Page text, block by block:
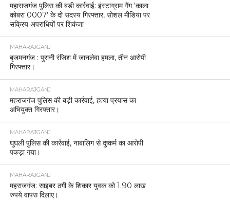
महाराजगंज पुलिस की बड़ी कार्रवाई: इंस्टाग्राम गैंग ‘काला
कोबरा 0007’ के दो सदस्य गिरफ्तार, सोशल मीडिया पर
सक्रिय अपराधियों पर शिकंजा
MAHARAJGANJ
बृजमनगंज : पुरानी रंजिश में जानलेवा हमला, तीन आरोपी
गिरफ्तार।
MAHARAJGANJ
महराजगंज पुलिस की बड़ी कार्रवाई, हत्या प्रयास का
अभियुक्त गिरफ्तार।
MAHARAJGANJ
घुघली पुलिस की कार्रवाई, नाबालिग से दुष्कर्म का आरोपी
पकड़ा गया।
MAHARAJGANJ
महराजगंज: साइबर ठगी के शिकार युवक को 1.90 लाख
रुपये वापस दिलाए।